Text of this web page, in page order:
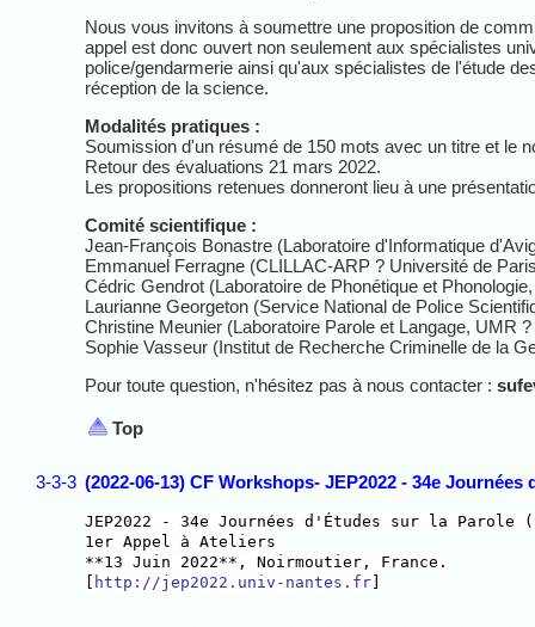
Nous vous invitons à soumettre une proposition de
appel est donc ouvert non seulement aux spécialistes
police/gendarmerie ainsi qu'aux spécialistes de l'étude
réception de la science.
Modalités pratiques :
Soumission d'un résumé de 150 mots avec un titre et le
Retour des évaluations 21 mars 2022.
Les propositions retenues donneront lieu à une
Comité scientifique :
Jean-François Bonastre (Laboratoire d'Informatique
Emmanuel Ferragne (CLILLAC-ARP ? Université de
Cédric Gendrot (Laboratoire de Phonétique et
Laurianne Georgeton (Service National de Police
Christine Meunier (Laboratoire Parole et Langage, UMR
Sophie Vasseur (Institut de Recherche Criminelle de la
Pour toute question, n'hésitez pas à nous contacter :
Top
3-3-3 (2022-06-13) CF Workshops- JEP2022 - 34e
JEP2022 - 34e Journées d'Études sur la Parole
1er Appel à Ateliers
**13 Juin 2022**, Noirmoutier, France.
http://jep2022.univ-nantes.fr